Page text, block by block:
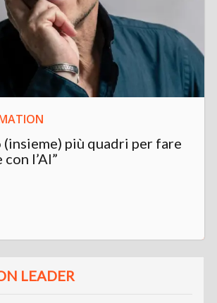
(insieme) più quadri per fare
l’AI”
LEADER